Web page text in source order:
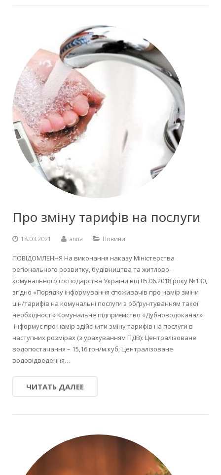
Про зміну тарифів на послуги
18.03.2021 anna Новини
ПОВІДОМЛЕННЯ На виконання наказу Міністерства
регіонального розвитку, будівництва та житлово-
комунального господарства України від 05.06.2018 року №130,
згідно «Порядку інформування споживачів про намір зміни
цін/тарифів на комунальні послуги з обґрунтуванням такої
необхідності» Комунальне підприємство «Дубноводоканал»
інформує про намір здійснити зміну тарифів на послуги в
наступних розмірах (з урахуванням ПДВ): Централізоване
водопостачання – 15,16 грн/м.куб; Централізоване
водовідведення…
ЧИТАТЬ ДАЛЕЕ